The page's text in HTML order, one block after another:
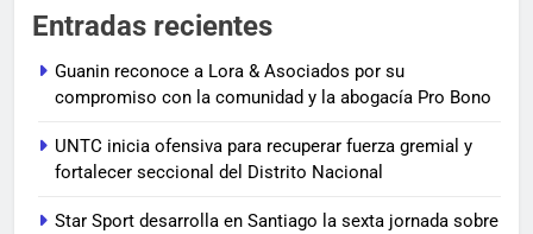
Entradas recientes
Guanin reconoce a Lora & Asociados por su
compromiso con la comunidad y la abogacía Pro Bono
UNTC inicia ofensiva para recuperar fuerza gremial y
fortalecer seccional del Distrito Nacional
Star Sport desarrolla en Santiago la sexta jornada sobre